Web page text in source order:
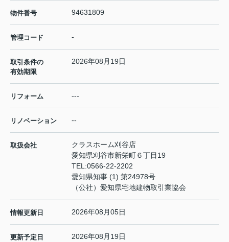
物件番号 94631809
管理コード -
取引条件の
有効期限
2026年08月19日
リフォーム ---
リノベーション --
取扱会社
クラスホーム刈谷店
愛知県刈谷市新栄町６丁目19
TEL:0566-22-2202
愛知県知事 (1) 第24978号
（公社）愛知県宅地建物取引業協会
情報更新日 2026年08月05日
更新予定日 2026年08月19日